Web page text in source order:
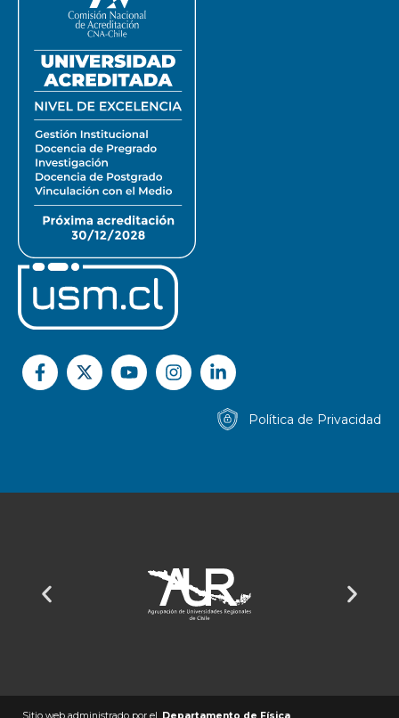
Política de Privacidad
Sitio web administrado por el Departamento de Física